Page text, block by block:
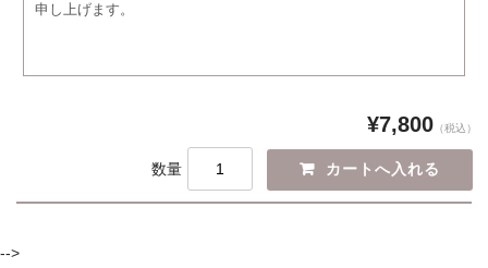
申し上げます。
¥7,800 （税込）
数量
-->